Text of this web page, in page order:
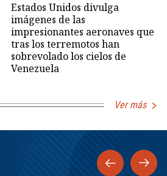
Estados Unidos divulga
imágenes de las
impresionantes aeronaves que
tras los terremotos han
sobrevolado los cielos de
Venezuela
Ver más